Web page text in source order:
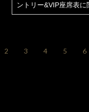
ントリー&VIP座席表に
2 3 4 5 6